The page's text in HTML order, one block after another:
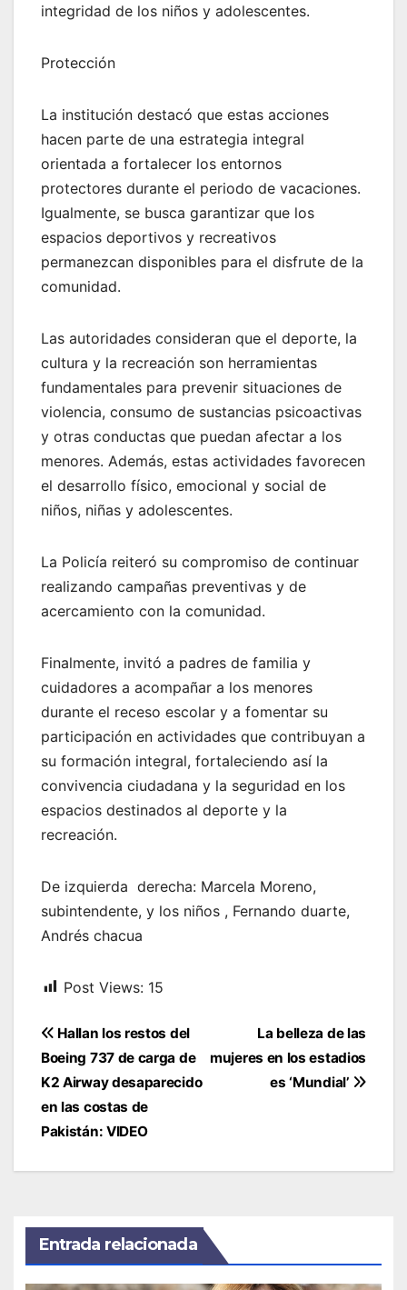
integridad de los niños y adolescentes.
Protección
La institución destacó que estas acciones
hacen parte de una estrategia integral
orientada a fortalecer los entornos
protectores durante el periodo de vacaciones.
Igualmente, se busca garantizar que los
espacios deportivos y recreativos
permanezcan disponibles para el disfrute de la
comunidad.
Las autoridades consideran que el deporte, la
cultura y la recreación son herramientas
fundamentales para prevenir situaciones de
violencia, consumo de sustancias psicoactivas
y otras conductas que puedan afectar a los
menores. Además, estas actividades favorecen
el desarrollo físico, emocional y social de
niños, niñas y adolescentes.
La Policía reiteró su compromiso de continuar
realizando campañas preventivas y de
acercamiento con la comunidad.
Finalmente, invitó a padres de familia y
cuidadores a acompañar a los menores
durante el receso escolar y a fomentar su
participación en actividades que contribuyan a
su formación integral, fortaleciendo así la
convivencia ciudadana y la seguridad en los
espacios destinados al deporte y la
recreación.
De izquierda derecha: Marcela Moreno,
subintendente, y los niños , Fernando duarte,
Andrés chacua
Post Views: 15
Navegación
de
entradas
La belleza de las
mujeres en los estadios
es ‘Mundial’
Hallan los restos del
Boeing 737 de carga de
K2 Airway desaparecido
en las costas de
Pakistán: VIDEO
Entrada relacionada